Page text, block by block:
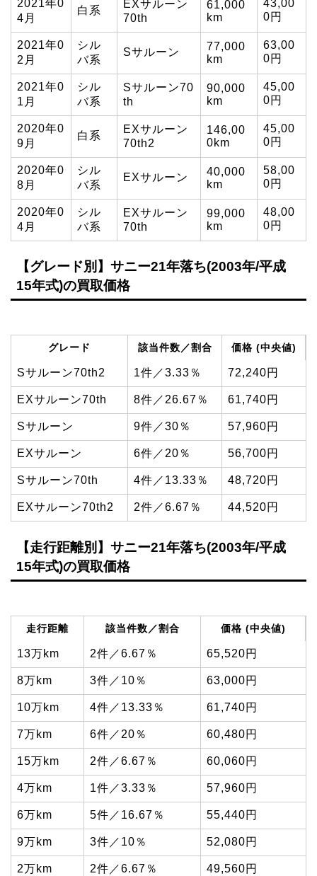
2021年0
4月
白系
EXサルーン
70th
61,000
km
43,00
0円
2021年0
2月
シル
バ系
Sサルーン
77,000
km
63,00
0円
2021年0
1月
シル
バ系
Sサルーン70
th
90,000
km
45,00
0円
2020年0
9月
白系
EXサルーン
70th2
146,00
0km
45,00
0円
2020年0
8月
シル
バ系
EXサルーン
40,000
km
58,00
0円
2020年0
4月
シル
バ系
EXサルーン
70th
99,000
km
48,00
0円
【グレード別】サニー21年落ち(2003年/平成
15年式)の買取価格
グレード 該当件数／割合 価格 (中央値)
Sサルーン70th2 1件／3.33％ 72,240円
EXサルーン70th 8件／26.67％ 61,740円
Sサルーン 9件／30％ 57,960円
EXサルーン 6件／20％ 56,700円
Sサルーン70th 4件／13.33％ 48,720円
EXサルーン70th2 2件／6.67％ 44,520円
【走行距離別】サニー21年落ち(2003年/平成
15年式)の買取価格
走行距離 該当件数／割合 価格 (中央値)
13万km 2件／6.67％ 65,520円
8万km 3件／10％ 63,000円
10万km 4件／13.33％ 61,740円
7万km 6件／20％ 60,480円
15万km 2件／6.67％ 60,060円
4万km 1件／3.33％ 57,960円
6万km 5件／16.67％ 55,440円
9万km 3件／10％ 52,080円
2万km 2件／6.67％ 49,560円